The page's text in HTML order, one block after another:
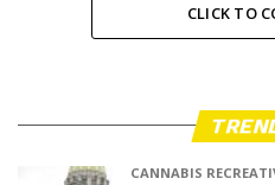
CLICK TO
CANNABIS